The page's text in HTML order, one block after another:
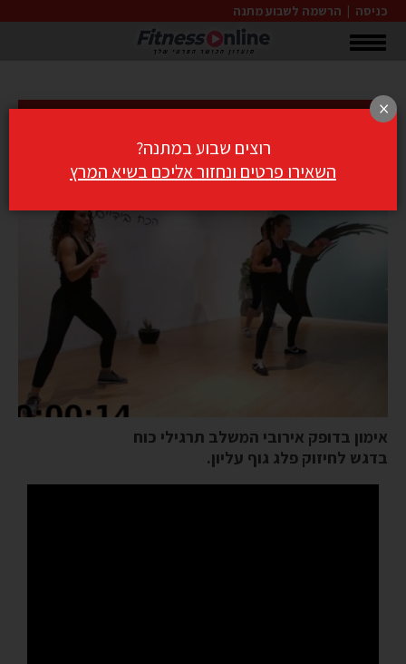
כניסה | הרשמה לשבוע מתנה
אימון בדופק אירובי המשלב תרגילי כוח
בדגש לחיזוק פלג גוף עליון.
×
רוצים שבוע במתנה?
השאירו פרטים ונחזור אליכם בשיא המרץ